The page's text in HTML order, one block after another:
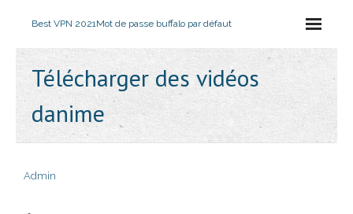
Best VPN 2021Mot de passe buffalo par défaut
Télécharger des vidéos
danime
Admin